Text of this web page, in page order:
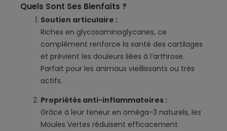
Quels Sont Ses Bienfaits ?
Soutien articulaire :
Riches en glycosaminoglycanes, ce
complément renforce la santé des cartilages
et prévient les douleurs liées à l’arthrose.
Parfait pour les animaux vieillissants ou très
actifs.
Propriétés anti-inflammatoires :
Grâce à leur teneur en oméga-3 naturels, les
Moules Vertes réduisent efficacement